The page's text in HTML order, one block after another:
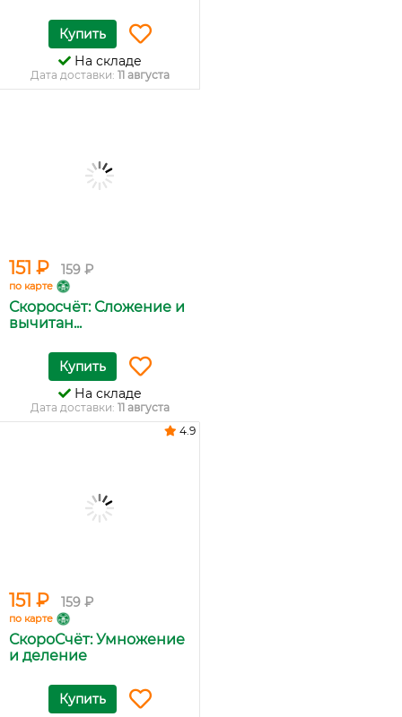
Купить
На складе
Дата доставки: 11 августа
151 ₽ 159 ₽
по карте
Скоросчёт: Сложение и
вычитан...
Купить
На складе
Дата доставки: 11 августа
151 ₽ 159 ₽
по карте
СкороСчёт: Умножение
и деление
4.9
Купить